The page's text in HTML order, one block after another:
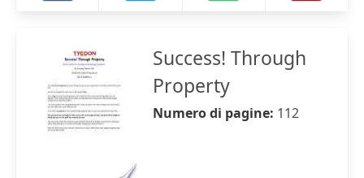
Success! Through
Property
Numero di pagine: 112